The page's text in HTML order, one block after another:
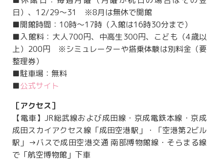
日）、12/29～31 ※8月は無休で開館
■開館時間：10時～17時（入館は16時30分まで）
■入館料：大人700円、中高生300円、こども（4歳以
上）200円 ※シミュレーターや搭乗体験は別料金（要
整理券）
■駐車場：無料
■公式サイト
［アクセス］
【電車】JR総武線および成田線・京成電鉄本線・京成
成田スカイアクセス線「成田空港駅」・「空港第2ビル
駅」→バスで成田空港交通 南部博物館線・そらまる線
で「航空博物館」下車